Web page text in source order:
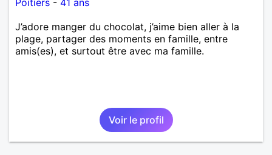
J’adore manger du chocolat, j’aime bien aller à la
plage, partager des moments en famille, entre
amis(es), et surtout être avec ma famille.
Voir le profil